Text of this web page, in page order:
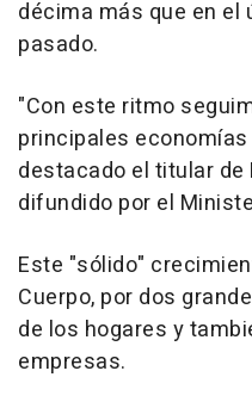
décima más que en
pasado.
"Con este ritmo
principales economías
destacado el titular de
difundido por el
Este "sólido"
Cuerpo, por dos
de los hogares y
empresas.